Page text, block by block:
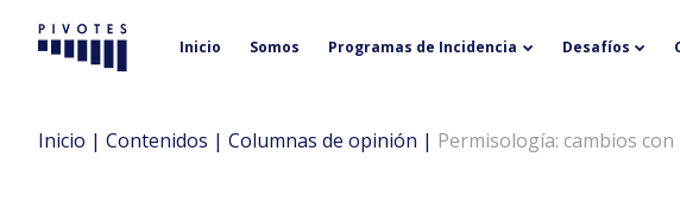
Pivotes Inicio Somos Programas de Incidencia Desafíos
Inicio | Contenidos | Columnas de opinión | Permisología: cambios